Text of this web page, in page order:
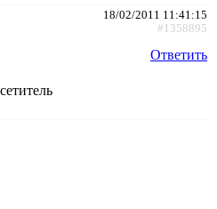
18/02/2011 11:41:15
#1358895
Ответить